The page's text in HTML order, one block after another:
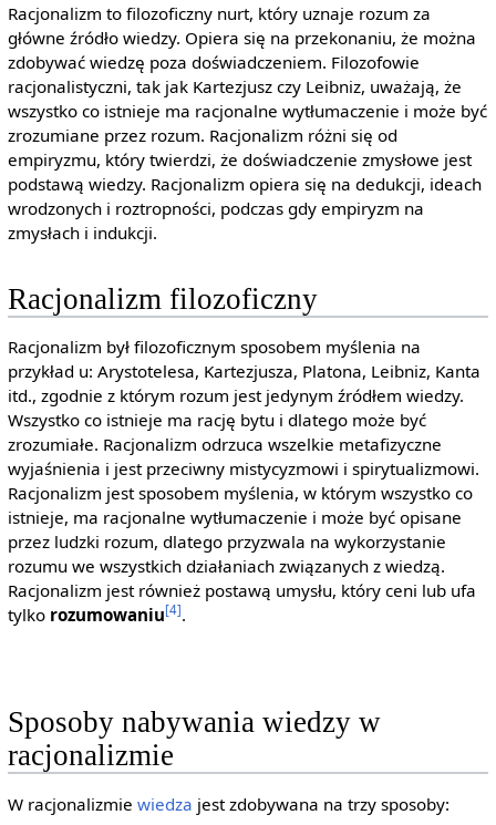
Racjonalizm to filozoficzny nurt, który uznaje rozum za
główne źródło wiedzy. Opiera się na przekonaniu, że można
zdobywać wiedzę poza doświadczeniem. Filozofowie
racjonalistyczni, tak jak Kartezjusz czy Leibniz, uważają, że
wszystko co istnieje ma racjonalne wytłumaczenie i może być
zrozumiane przez rozum. Racjonalizm różni się od
empiryzmu, który twierdzi, że doświadczenie zmysłowe jest
podstawą wiedzy. Racjonalizm opiera się na dedukcji, ideach
wrodzonych i roztropności, podczas gdy empiryzm na
zmysłach i indukcji.
Racjonalizm filozoficzny
Racjonalizm był filozoficznym sposobem myślenia na
przykład u: Arystotelesa, Kartezjusza, Platona, Leibniz, Kanta
itd., zgodnie z którym rozum jest jedynym źródłem wiedzy.
Wszystko co istnieje ma rację bytu i dlatego może być
zrozumiałe. Racjonalizm odrzuca wszelkie metafizyczne
wyjaśnienia i jest przeciwny mistycyzmowi i spirytualizmowi.
Racjonalizm jest sposobem myślenia, w którym wszystko co
istnieje, ma racjonalne wytłumaczenie i może być opisane
przez ludzki rozum, dlatego przyzwala na wykorzystanie
rozumu we wszystkich działaniach związanych z wiedzą.
Racjonalizm jest również postawą umysłu, który ceni lub ufa
tylko rozumowaniu[4].
Sposoby nabywania wiedzy w
racjonalizmie
W racjonalizmie wiedza jest zdobywana na trzy sposoby: